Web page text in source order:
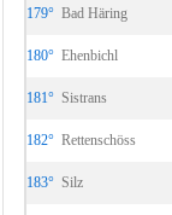
179° Bad Häring
180° Ehenbichl
181° Sistrans
182° Rettenschöss
183° Silz